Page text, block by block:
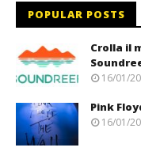
POPULAR POSTS
Crolla il
16/01/
Pink
16/01/